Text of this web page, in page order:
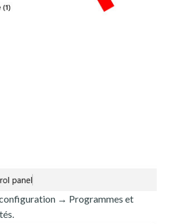
configuration → Programmes et